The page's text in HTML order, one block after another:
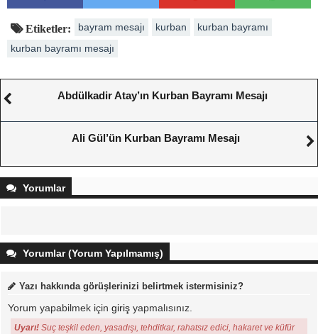
Etiketler: bayram mesajı kurban
kurban bayramı
kurban bayramı mesajı
Abdülkadir Atay’ın Kurban Bayramı Mesajı
Ali Gül’ün Kurban Bayramı Mesajı
Yorumlar
Yorumlar (Yorum Yapılmamış)
Yazı hakkında görüşlerinizi belirtmek istermisiniz?
Yorum yapabilmek için giriş yapmalısınız.
Uyarı! Suç teşkil eden, yasadışı, tehditkar, rahatsız edici, hakaret ve küfür